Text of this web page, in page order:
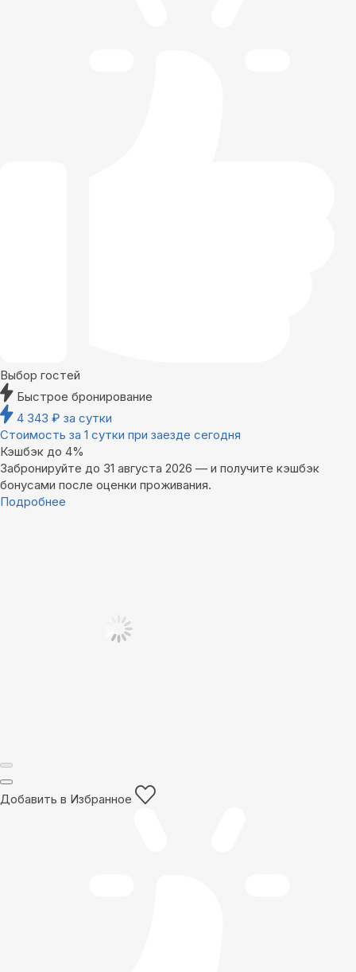
Выбор гостей
Быстрое бронирование
4 343 ₽ за сутки
Стоимость за 1 сутки при заезде сегодня
Кэшбэк до 4%
Забронируйте до 31 августа 2026 — и получите кэшбэк
бонусами после оценки проживания.
Подробнее
Добавить в Избранное